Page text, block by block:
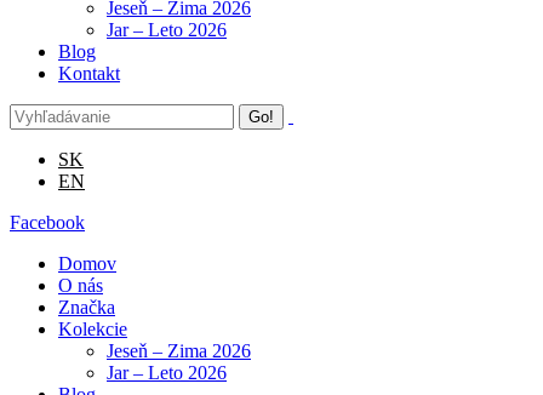
Jeseň – Zima 2026
Jar – Leto 2026
Blog
Kontakt
SK
EN
Facebook
Domov
O nás
Značka
Kolekcie
Jeseň – Zima 2026
Jar – Leto 2026